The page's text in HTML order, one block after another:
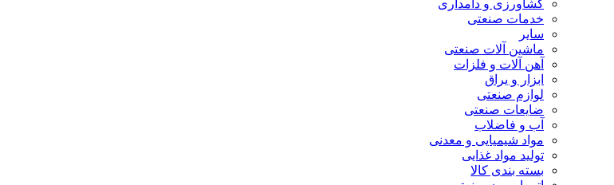
کشاورزی و دامداری
خدمات صنعتی
سایر
ماشین آلات صنعتی
آهن آلات و فلزات
ابزار و یراق
لوازم صنعتی
ضایعات صنعتی
آب و فاضلاب
مواد شیمیایی و معدنی
تولید مواد غذایی
بسته بندی کالا